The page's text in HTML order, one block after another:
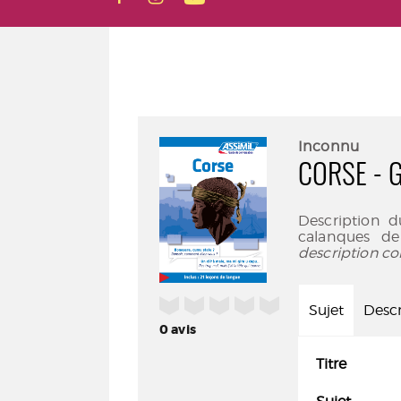
0avis
Inconnu
CORSE -
Description
calanques
description
Sujet
Titre